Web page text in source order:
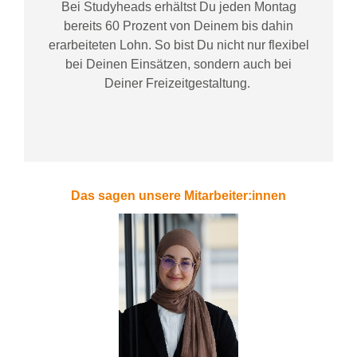
Bei Studyheadserhältst Du jeden Montag
bereits 60 Prozent von Deinem bis dahin
erarbeiteten Lohn. So bist Du nicht nur flexibel
bei Deinen Einsätzen, sondern auch bei
DeinerFreizeitgestaltung.
Das sagen unsere Mitarbeiter:innen